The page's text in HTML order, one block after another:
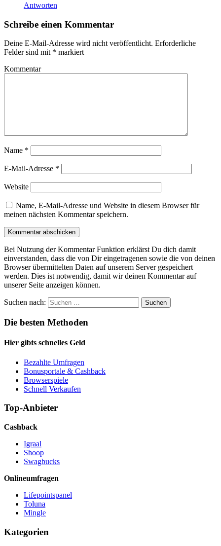
Antworten
Schreibe einen Kommentar
Deine E-Mail-Adresse wird nicht veröffentlicht. Erforderliche
Felder sind mit * markiert
Kommentar
Name *
E-Mail-Adresse *
Website
Name, E-Mail-Adresse und Website in diesem Browser für
meinen nächsten Kommentar speichern.
Bei Nutzung der Kommentar Funktion erklärst Du dich damit
einverstanden, dass die von Dir eingetragenen sowie die von deinen
Browser übermittelten Daten auf unserem Server gespeichert
werden. Dies ist notwendig, damit wir deinen Kommentar auf
unserer Seite anzeigen können.
Suchen nach:
Die besten Methoden
Hier gibts schnelles Geld
Bezahlte Umfragen
Bonusportale & Cashback
Browserspiele
Schnell Verkaufen
Top-Anbieter
Cashback
Igraal
Shoop
Swagbucks
Onlineumfragen
Lifepointspanel
Toluna
Mingle
Kategorien